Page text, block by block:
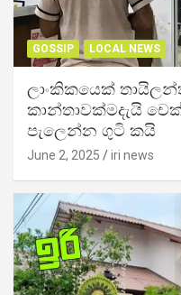
GOSSIP LOCAL NEWS
ලාංකිකයෙක්
කාන්තාවක්මදැයි
පැලෙන්න ගුටි කයි
June 2, 2025 iri news